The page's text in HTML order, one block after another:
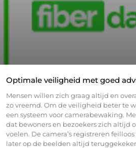
Optimale veiligheid met goed
Mensen willen zich graag altijd en
zo vreemd. Om de veiligheid beter te
een systeem voor camerabewaking.
dat bewoners en bezoekers zich altijd
voelen. De camera’s registreren
later op de beelden altijd